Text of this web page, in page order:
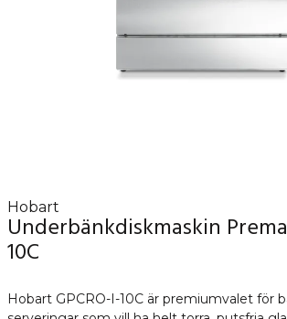
Hobart
Underbänkdiskmaskin
10C
Hobart GPCRO-I-10C är premiumvalet för